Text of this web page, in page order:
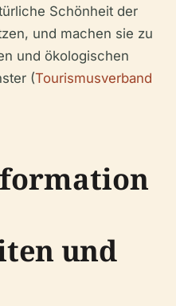
Schönheit der
und machen sie zu
und ökologischen
(Tourismusverband
und